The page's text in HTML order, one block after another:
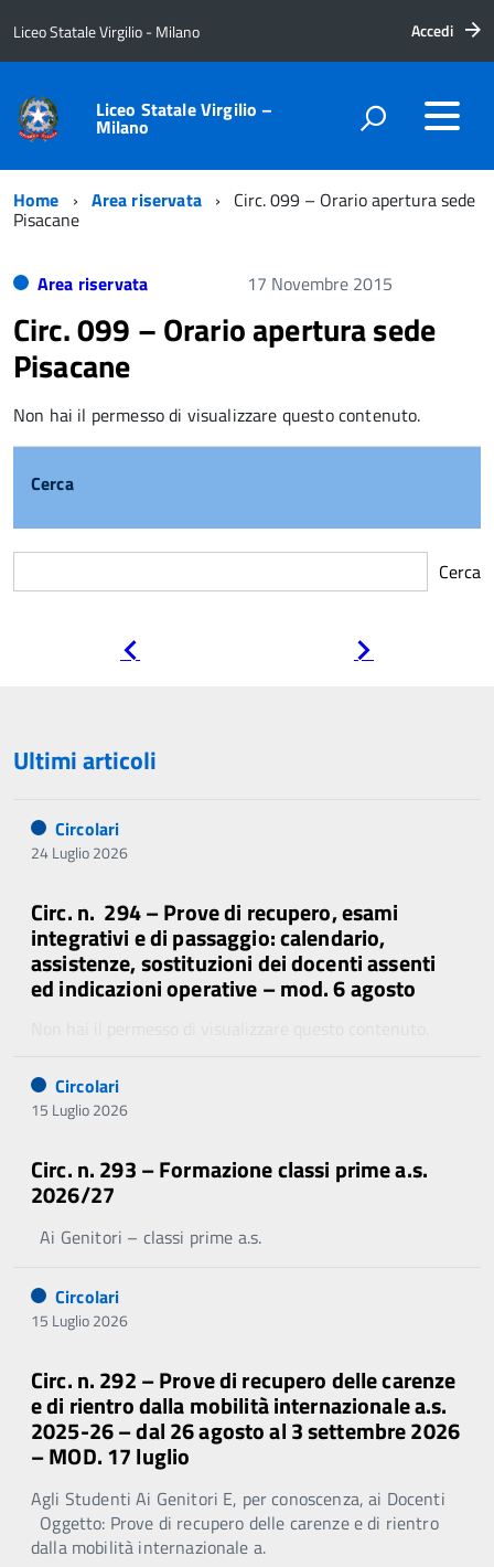
Liceo Statale Virgilio - Milano Accedi
Liceo Statale Virgilio –
Milano
Home Area riservata Circ. 099 – Orario apertura sede
Pisacane
Area riservata 17 Novembre 2015
Circ. 099 – Orario apertura sede
Pisacane
Non hai il permesso di visualizzare questo contenuto.
Cerca
Cerca
Ultimi articoli
Circolari
24 Luglio 2026
Circ. n. 294 – Prove di recupero, esami
integrativi e di passaggio: calendario,
assistenze, sostituzioni dei docenti assenti
ed indicazioni operative – mod. 6 agosto
Circolari
15 Luglio 2026
Circ. n. 293 – Formazione classi prime a.s.
2026/27
Ai Genitori – classi prime a.s.
Circolari
15 Luglio 2026
Circ. n. 292 – Prove di recupero delle carenze
e di rientro dalla mobilità internazionale a.s.
2025-26 – dal 26 agosto al 3 settembre 2026
– MOD. 17 luglio
Agli Studenti Ai Genitori E, per conoscenza, ai Docenti
Oggetto: Prove di recupero delle carenze e di rientro
dalla mobilità internazionale a.